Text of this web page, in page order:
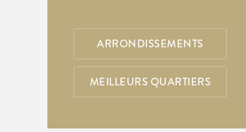
ARRONDISSEMENTS
MEILLEURS QUARTIERS